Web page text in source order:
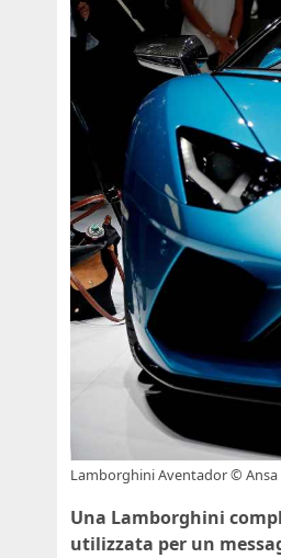
Lamborghini Aventador © Ansa
Una Lamborghini
utilizzata per un